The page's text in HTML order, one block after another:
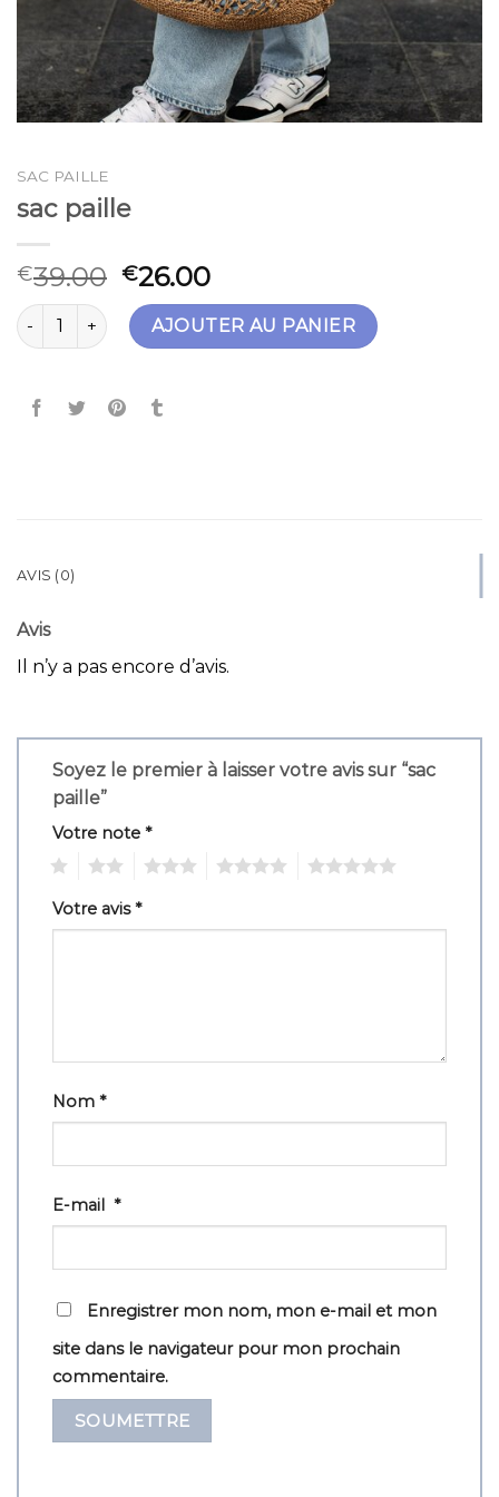
SAC PAILLE
sac paille
€39.00 €26.00
quantité de sac pailleAJOUTER AU PANIER
AVIS (0)
Avis
Il n’y a pas encore d’avis.
Soyez le premier à laisser votre avis sur “sac
paille”
Votre note *
Votre avis*
Nom *
E-mail *
Enregistrer mon nom, mon e-mail et mon
site dans le navigateur pour mon prochain
commentaire.